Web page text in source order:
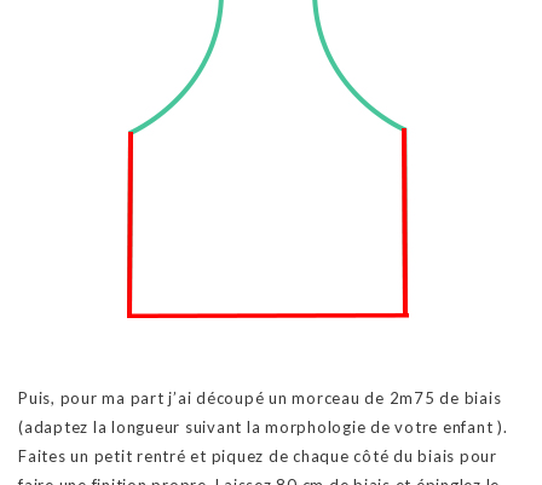
Puis, pour ma part j’ai découpé un morceau de 2m75 de biais
(adaptez la longueur suivant la morphologie de votre enfant ).
Faites un petit rentré et piquez de chaque côté du biais pour